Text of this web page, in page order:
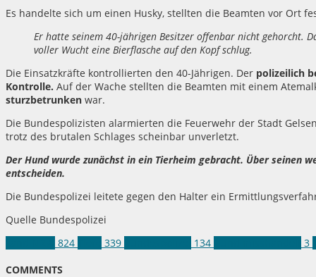
Es handelte sich um einen Husky, stellten die Beamten vor Ort
Er hatte seinem 40-jährigen Besitzer offenbar nicht gehorcht.
voller Wucht eine Bierflasche auf den Kopf schlug.
Die Einsatzkräfte kontrollierten den 40-Jährigen. Der polizeilich
Kontrolle. Auf der Wache stellten die Beamten mit einem
sturzbetrunken war.
Die Bundespolizisten alarmierten die Feuerwehr der Stadt
trotz des brutalen Schlages scheinbar unverletzt.
Der Hund wurde zunächst in ein Tierheim gebracht. Über seinen
entscheiden.
Die Bundespolizei leitete gegen den Halter ein
Quelle Bundespolizei
824 339 134 3
COMMENTS